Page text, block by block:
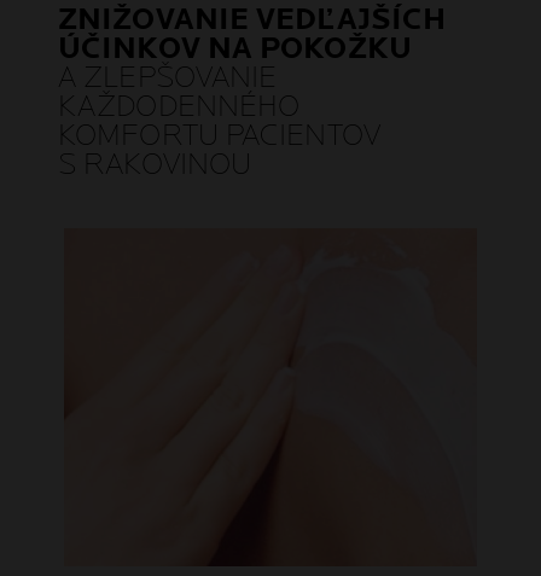
ZNIŽOVANIE VEDĽAJŠÍCH
ÚČINKOV NA POKOŽKU
A ZLEPŠOVANIE
KAŽDODENNÉHO
KOMFORTU PACIENTOV
S RAKOVINOU